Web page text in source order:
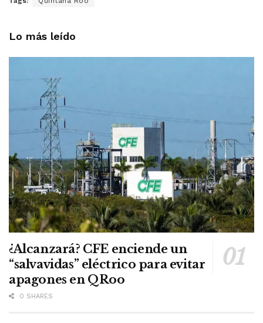
Lo más leído
¿Alcanzará? CFE enciende un
“salvavidas” eléctrico para evitar
apagones en QRoo
0 SHARES